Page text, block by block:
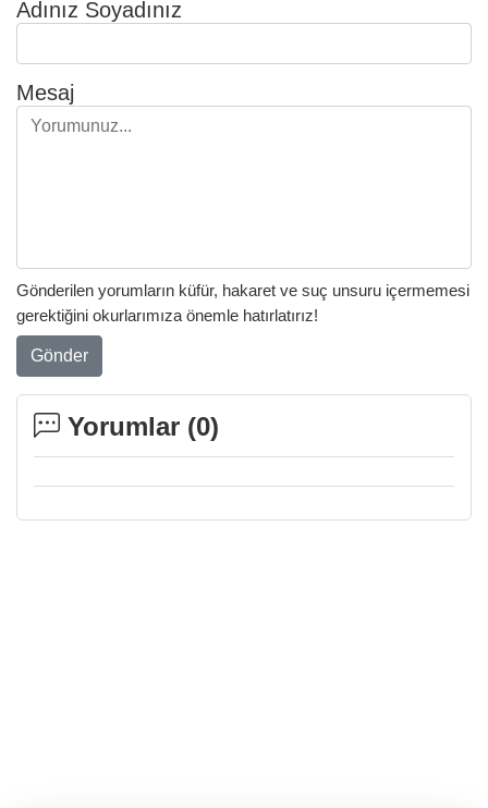
Adınız Soyadınız
Mesaj
Gönderilen yorumların küfür, hakaret ve suç unsuru içermemesi
gerektiğini okurlarımıza önemle hatırlatırız!
Gönder
Yorumlar (0)